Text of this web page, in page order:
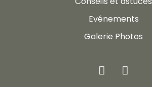
Evénements
Galerie Photos